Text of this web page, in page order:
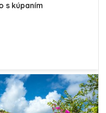
s kúpaním